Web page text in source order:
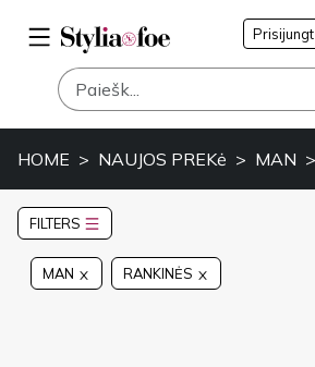
Prisijungt
HOME NAUJOS PREKė MAN
FILTERS
MAN RANKINĖS